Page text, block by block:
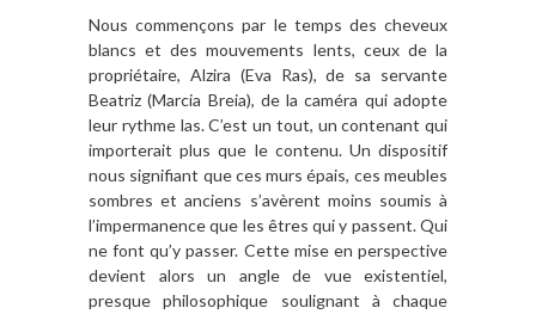
Nous commençons par le temps des cheveux
blancs et des mouvements lents, ceux de la
propriétaire, Alzira (Eva Ras), de sa servante
Beatriz (Marcia Breia), de la caméra qui adopte
leur rythme las. C’est un tout, un contenant qui
importerait plus que le contenu. Un dispositif
nous signifiant que ces murs épais, ces meubles
sombres et anciens s’avèrent moins soumis à
l’impermanence que les êtres qui y passent. Qui
ne font qu’y passer. Cette mise en perspective
devient alors un angle de vue existentiel,
presque philosophique soulignant à chaque